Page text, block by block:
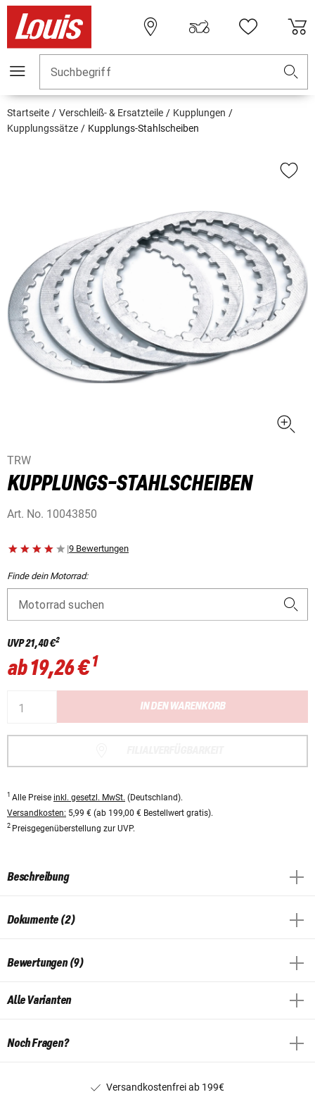
Suchbegriff
Startseite Verschleiß- & Ersatzteile
Kupplungen
Kupplungssätze
Kupplungs-Stahlscheiben
TRW
KUPPLUNGS-STAHLSCHEIBEN
Art. No. 10043850
|9 Bewertungen
Finde dein Motorrad:
Motorrad suchen
UVP21,40 €2
ab19,26 €1
IN DEN WARENKORB
1 Alle Preise inkl. gesetzl. MwSt. (Deutschland).
Versandkosten: 5,99 € (ab 199,00 € Bestellwert gratis).
2 Preisgegenüberstellung zur UVP.
Beschreibung
Dokumente (2)
Bewertungen (9)
Alle Varianten
Noch Fragen?
Versandkostenfrei ab 199€